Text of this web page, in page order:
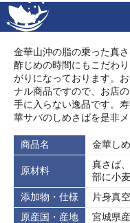
金華山沖の脂の乗った真
酢じめの時間にもこだわ
がりになっております。
ナル商品ですので、お店
手に入らない逸品です。
華サバのしめさばを是非
商品名 金華し
原材料
真さば
部に小
添加物・仕様
片身真空
原産国・産地
宮城県産